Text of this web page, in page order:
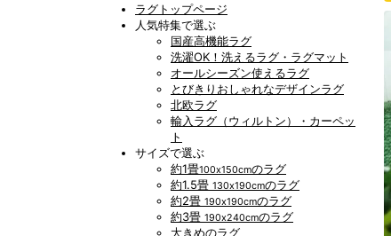
ラグトップページ
人気特集で選ぶ
国産高機能ラグ
洗濯OK！洗えるラグ・ラグマット
オールシーズン使えるラグ
とびきりおしゃれなデザインラグ
北欧ラグ
輸入ラグ（ウィルトン）・カーペッ
ト
サイズで選ぶ
約1畳100x150cmのラグ
約1.5畳 130x190cmのラグ
約2畳 190x190cmのラグ
約3畳 190x240cmのラグ
大きめのラグ